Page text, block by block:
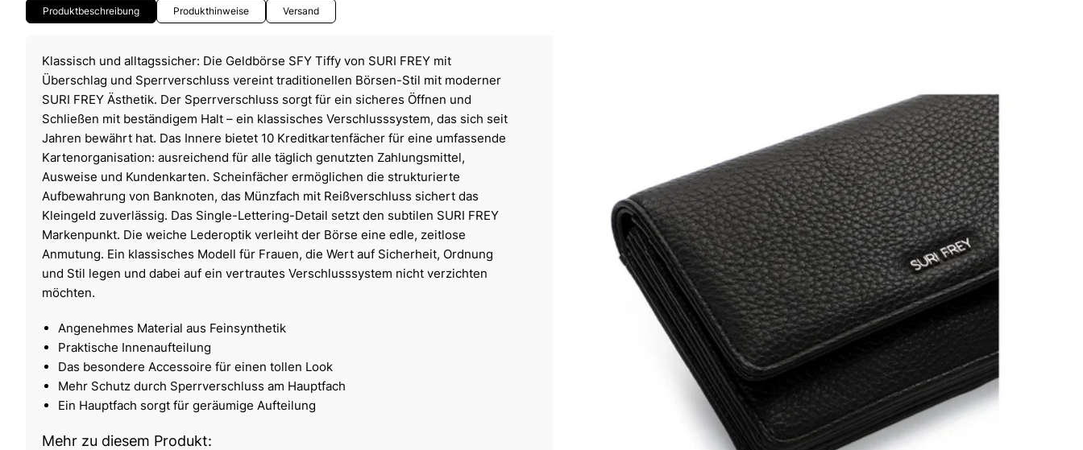
Produktbeschreibung Produkthinweise Versand
Klassisch und alltagssicher: Die Geldbörse SFY Tiffy von SURI FREY mit
Überschlag und Sperrverschluss vereint traditionellen Börsen-Stil mit moderner
SURI FREY Ästhetik. Der Sperrverschluss sorgt für ein sicheres Öffnen und
Schließen mit beständigem Halt – ein klassisches Verschlusssystem, das sich seit
Jahren bewährt hat. Das Innere bietet 10 Kreditkartenfächer für eine umfassende
Kartenorganisation: ausreichend für alle täglich genutzten Zahlungsmittel,
Ausweise und Kundenkarten. Scheinfächer ermöglichen die strukturierte
Aufbewahrung von Banknoten, das Münzfach mit Reißverschluss sichert das
Kleingeld zuverlässig. Das Single-Lettering-Detail setzt den subtilen SURI FREY
Markenpunkt. Die weiche Lederoptik verleiht der Börse eine edle, zeitlose
Anmutung. Ein klassisches Modell für Frauen, die Wert auf Sicherheit, Ordnung
und Stil legen und dabei auf ein vertrautes Verschlusssystem nicht verzichten
möchten.
Angenehmes Material aus Feinsynthetik
Praktische Innenaufteilung
Das besondere Accessoire für einen tollen Look
Mehr Schutz durch Sperrverschluss am Hauptfach
Ein Hauptfach sorgt für geräumige Aufteilung
Mehr zu diesem Produkt: